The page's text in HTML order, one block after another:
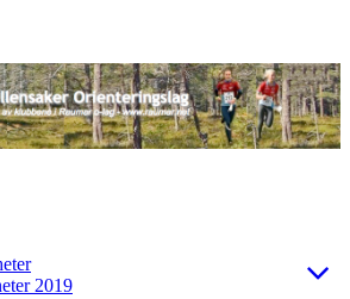
2019